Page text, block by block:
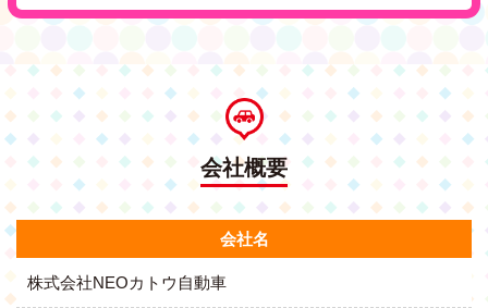
会社概要
会社名
株式会社NEOカトウ自動車